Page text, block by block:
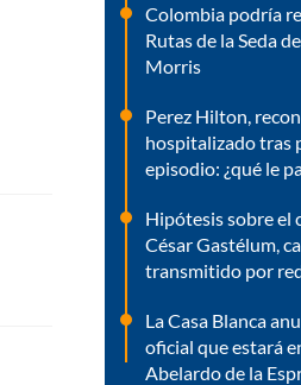
Colombia podría
Rutas de la Seda
Morris
Perez Hilton,
hospitalizado tras
episodio: ¿qué le
Hipótesis sobre el
César Gastélum,
transmitido por
La Casa Blanca
oficial que estará
Abelardo de la